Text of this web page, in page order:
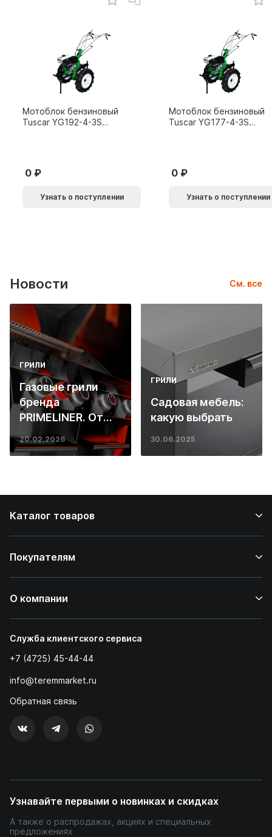
Мотоблок бензиновый
Tuscar YG192-4-3S
0
Узнать о поступлении
Мотоблок бензиновый
Tuscar YG177-4-3S
0
Узнать о поступлении
Новости См. все
ГРИЛИ
Газовые грили
бренда
PRIMELINER. От
основ инженерии
до ресторанных
20.02.2026
ГРИЛИ
Садовая мебель:
какую выбрать
30.06.2025
Каталог товаров
Покупателям
О компании
Служба клиентского сервиса
+7 (4725) 45-44-44
info@teremmarket.ru
Обратная связь
Узнавайте первыми о новинках и скидках
А также о распродажах, акциях и специальных
предложениях